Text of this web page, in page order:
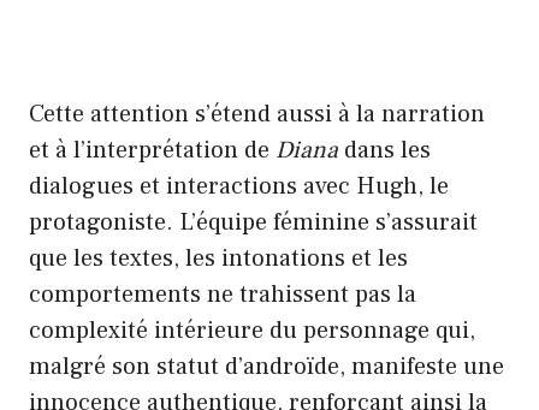
Cette attention s’étend aussi à la narration
et à l’interprétation de Diana dans les
dialogues et interactions avec Hugh, le
protagoniste. L’équipe féminine s’assurait
que les textes, les intonations et les
comportements ne trahissent pas la
complexité intérieure du personnage qui,
malgré son statut d’androïde, manifeste une
innocence authentique, renforçant ainsi la